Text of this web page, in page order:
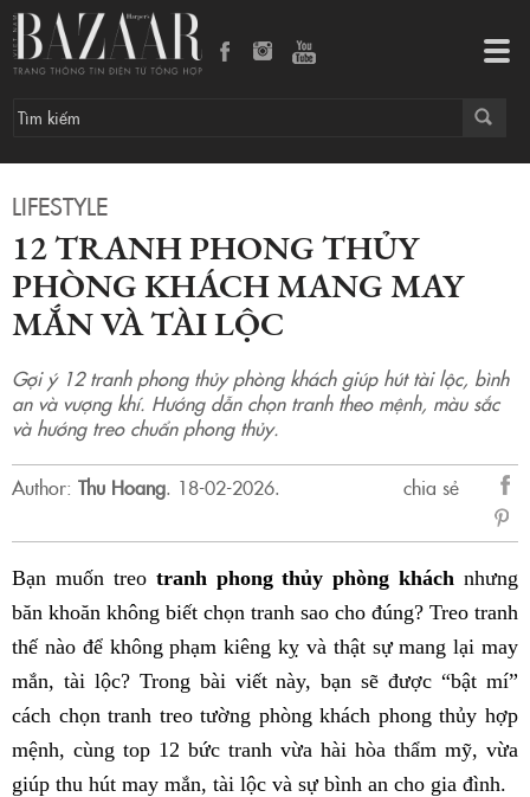
LIFESTYLE
12 TRANH PHONG THỦY
PHÒNG KHÁCH MANG MAY
MẮN VÀ TÀI LỘC
Gợi ý 12 tranh phong thủy phòng khách giúp hút tài lộc, bình
an và vượng khí. Hướng dẫn chọn tranh theo mệnh, màu sắc
và hướng treo chuẩn phong thủy.
Author: Thu Hoang. 18-02-2026.
chia sẻ
sẻ
Bạn muốn treo tranh phong thủy phòng khách nhưng
băn khoăn không biết chọn tranh sao cho đúng? Treo tranh
thế nào để không phạm kiêng kỵ và thật sự mang lại may
mắn, tài lộc? Trong bài viết này, bạn sẽ được “bật mí”
cách chọn tranh treo tường phòng khách phong thủy hợp
mệnh, cùng top 12 bức tranh vừa hài hòa thẩm mỹ, vừa
giúp thu hút may mắn, tài lộc và sự bình an cho gia đình.